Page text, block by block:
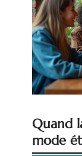
Quand
mode